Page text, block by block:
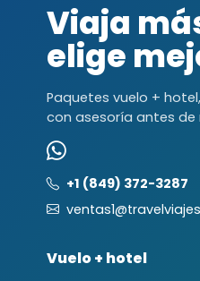
Viaja
elige
Paquetes vuelo +
con asesoría antes de
+1 (849) 372-3287
Vuelo + hotel